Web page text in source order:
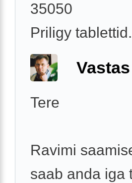
35050
Priligy
Tere
Ravimi
saab anda iga